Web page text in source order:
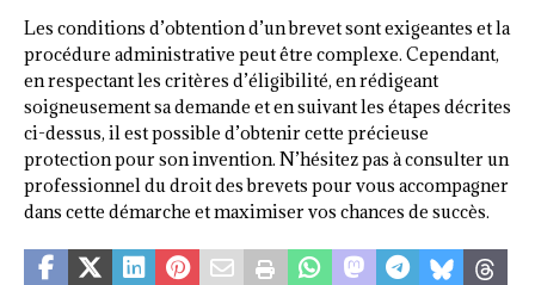
Les conditions d’obtention d’un brevet sont exigeantes et la
procédure administrative peut être complexe. Cependant,
en respectant les critères d’éligibilité, en rédigeant
soigneusement sa demande et en suivant les étapes décrites
ci-dessus, il est possible d’obtenir cette précieuse
protection pour son invention. N’hésitez pas à consulter un
professionnel du droit des brevets pour vous accompagner
dans cette démarche et maximiser vos chances de succès.